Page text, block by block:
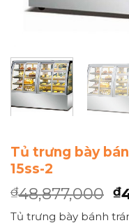
Tủ trưng bày
15ss-2
₫48,877,000 ₫
Tủ trưng bày bánh